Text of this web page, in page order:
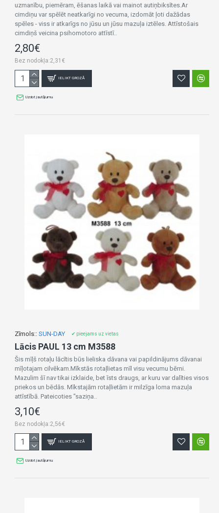
uzmanību, piemēram, ēšanas laikā vai mainot autiņbiksītes.Ar
cimdiņu var spēlēt neatkarīgi no vecuma, izdomāt ļoti dažādas
spēles - viss ir atkarīgs no jūsu un jūsu mazuļa iztēles. Attīstošais
cimdiņš veicina psihomotoro attīstī..
2,80€
Bez nodokļa:2,31€
IELIKT GROZĀ
Uzdot jautājumu
Zīmols:: SUN-DAY ✔ pieejams uz vietas
Lācis PAUL 13 cm M3588
Šis mīļš rotaļu lācītis būs lieliska dāvana vai papildinājums dāvanai
mīļotajam cilvēkam.Mīkstās rotaļlietas mīl visu vecumu bērni.
Mazulim šī nav tikai izklaide, bet īsts draugs, ar kuru var dalīties visos
priekos un bēdās. Mīkstajām rotaļlietām ir milzīga loma mazuļa
attīstībā. Pateicoties "saziņa..
3,10€
Bez nodokļa:2,56€
IELIKT GROZĀ
Uzdot jautājumu